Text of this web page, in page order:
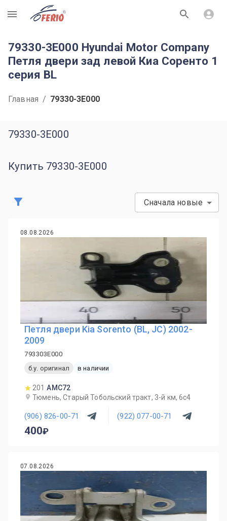
R
79330-3E000 Hyundai Motor Company
Петля двери зад левой Киа Соренто 1
серия BL
Главная / 79330-3E000
79330-3E000
Купить 79330-3E000
Сначала новые
08.08.2026
Петля двери Kia Sorento (BL, JC) 2002-
2009
793303E000
б.у. оригинал
в наличии
201 AMC72
Тюмень, Старый Тобольский тракт, 3-й км, 6с4
(906) 826-00-71 (922) 077-00-71
400
07.08.2026